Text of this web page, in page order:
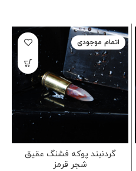
اتمام موجودی
گردنبند پوکه فشنگ عقیق
شجر قرمز